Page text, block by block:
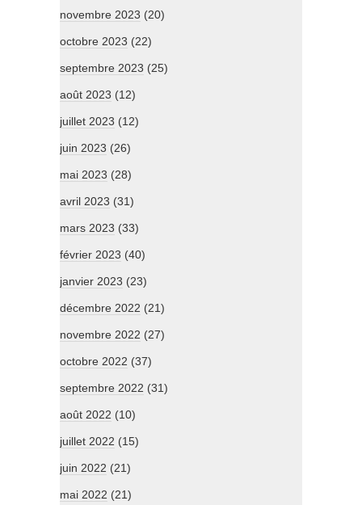
novembre 2023 (20)
octobre 2023 (22)
septembre 2023 (25)
août 2023 (12)
juillet 2023 (12)
juin 2023 (26)
mai 2023 (28)
avril 2023 (31)
mars 2023 (33)
février 2023 (40)
janvier 2023 (23)
décembre 2022 (21)
novembre 2022 (27)
octobre 2022 (37)
septembre 2022 (31)
août 2022 (10)
juillet 2022 (15)
juin 2022 (21)
mai 2022 (21)